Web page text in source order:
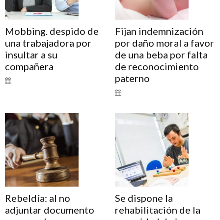
Mobbing. despido de
una trabajadora por
insultar a su
compañera
Fijan indemnización
por daño moral a favor
de una beba por falta
de reconocimiento
paterno
Rebeldía: al no
adjuntar documento
Se dispone la
rehabilitación de la